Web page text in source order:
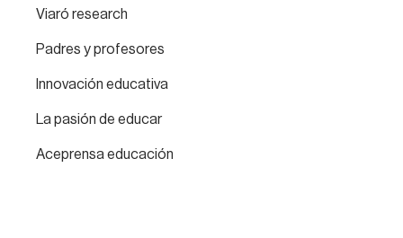
Viaró research
Padres y profesores
Innovación educativa
La pasión de educar
Aceprensa educación